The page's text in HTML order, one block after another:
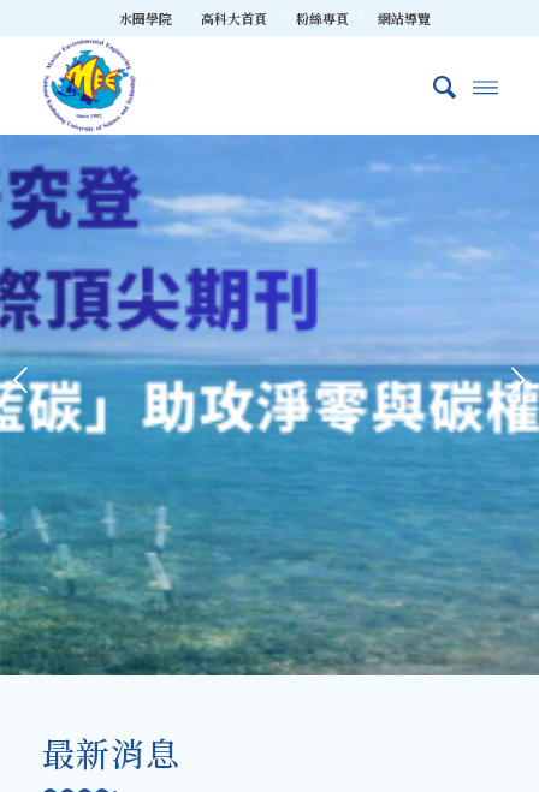
水圈學院 高科大首頁 粉絲專頁 網站導覽
下一頁
最新消息